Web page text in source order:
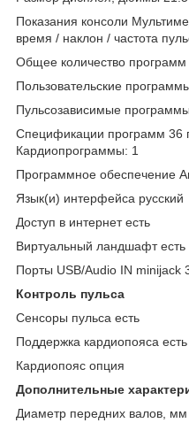
Показания консоли
время / наклон / частота
Общее количество программ
Пользовательские
Пульсозависимые
Спецификации программ 36
Кардиопрограммы: 1
Программное обеспечение
Язык(и) интерфейса русский
Доступ в интернет есть
Виртуальный ландшафт есть
Порты USB/Audio IN minijack
Контроль пульса
Сенсоры пульса есть
Поддержка кардиопояса есть
Кардиопояс опция
Дополнительные
Диаметр передних валов,